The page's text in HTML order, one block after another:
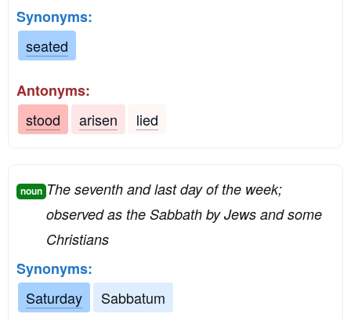
Synonyms:
seated
Antonyms:
stood
arisen lied
noun The seventh and last day of the week;
observed as the Sabbath by Jews and some
Christians
Synonyms:
Saturday
Sabbatum